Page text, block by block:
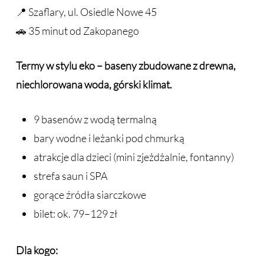
📍 Szaflary, ul. Osiedle Nowe 45
🚗 35 minut od Zakopanego
Termy w stylu eko – baseny zbudowane z drewna,
niechlorowana woda, górski klimat.
9 basenów z wodą termalną
bary wodne i leżanki pod chmurką
atrakcje dla dzieci (mini zjeżdżalnie, fontanny)
strefa saun i SPA
gorące źródła siarczkowe
bilet: ok. 79–129 zł
Dla kogo: